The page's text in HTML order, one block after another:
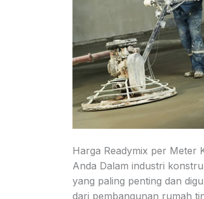
Harga Readymix per Meter
Anda Dalam industri
yang paling penting dan
dari pembangunan rumah